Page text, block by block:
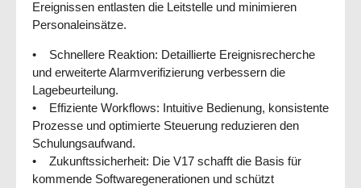
Ereignissen entlasten die Leitstelle und minimieren
Personaleinsätze.
• Schnellere Reaktion: Detaillierte Ereignisrecherche
und erweiterte Alarmverifizierung verbessern die
Lagebeurteilung.
• Effiziente Workflows: Intuitive Bedienung, konsistente
Prozesse und optimierte Steuerung reduzieren den
Schulungsaufwand.
• Zukunftssicherheit: Die V17 schafft die Basis für
kommende Softwaregenerationen und schützt